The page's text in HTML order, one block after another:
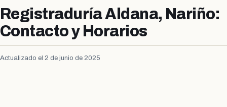
Registraduría Aldana, Nariño:
Contacto y Horarios
Actualizado el 2 de junio de 2025